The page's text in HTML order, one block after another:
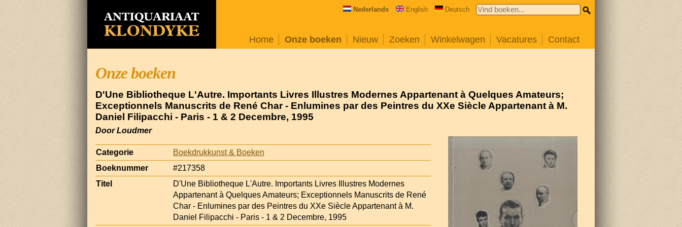
Nederlands English Deutsch
Home Onze boeken Nieuw Zoeken Winkelwagen Vacatures Contact
Onze boeken
D'Une Bibliotheque L'Autre. Importants Livres Illustres Modernes Appartenant à Quelques Amateurs;
Exceptionnels Manuscrits de René Char - Enlumines par des Peintres du XXe Siècle Appartenant à M.
Daniel Filipacchi - Paris - 1 & 2 Decembre, 1995
Door Loudmer
Categorie
Boekdrukkunst & Boeken
Boeknummer
#217358
Titel
D'Une Bibliotheque L'Autre. Importants Livres Illustres Modernes
Appartenant à Quelques Amateurs; Exceptionnels Manuscrits de René
Char - Enlumines par des Peintres du XXe Siècle Appartenant à M.
Daniel Filipacchi - Paris - 1 & 2 Decembre, 1995